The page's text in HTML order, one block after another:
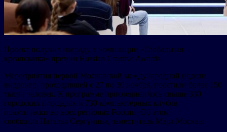
Проект получил награду в номинации «Глобальная
креаномика» премии Russian Creative Awards.
Мероприятия первой Московской международной недели
видеоигр, проходившей с 27 по 30 ноября, посетили более 150
тысяч человек. К программе присоединилось свыше 330
городских площадок и 730 компьютерных клубов
практически во всех регионах России. Об этом
сообщила Наталья Сергунина, заместитель Мэра Москвы.